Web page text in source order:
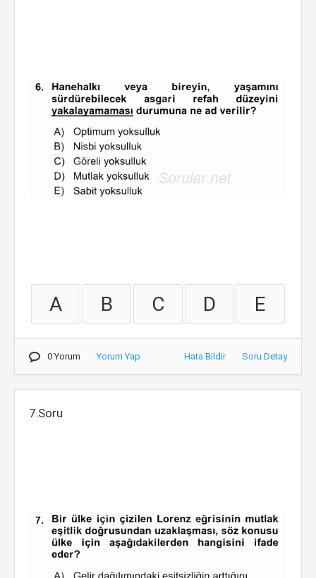
A B C D E
0 Yorum Yorum Yap Hata Bildir Soru Detay
7.Soru